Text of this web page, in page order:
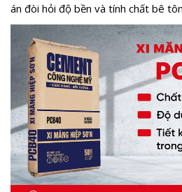
án đòi hỏi độ bền và tính chất bê